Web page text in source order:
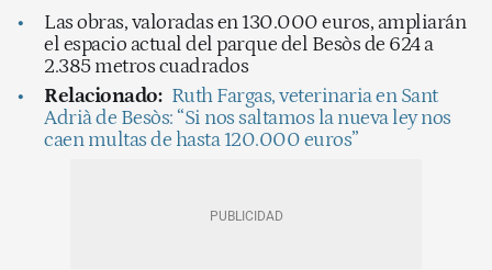
Las obras, valoradas en 130.000 euros, ampliarán
el espacio actual del parque del Besòs de 624 a
2.385 metros cuadrados
Relacionado: Ruth Fargas, veterinaria en Sant
Adrià de Besòs: “Si nos saltamos la nueva ley nos
caen multas de hasta 120.000 euros”